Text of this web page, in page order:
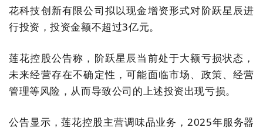
花科技创新有限公司拟以现金增资形式对阶跃星辰进
行投资，投资金额不超过3亿元。
莲花控股公告称，阶跃星辰当前处于大额亏损状态，
未来经营存在不确定性，可能面临市场、政策、经营
管理等风险，从而导致公司的上述投资出现亏损。
公告显示，莲花控股主营调味品业务，2025年服务器